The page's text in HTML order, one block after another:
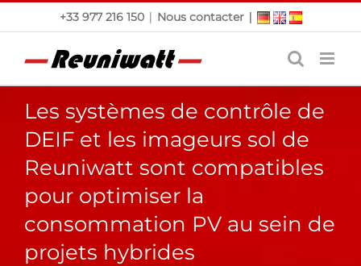
Passer
+33 977 216 150 | Nous contacter|
Les systèmes de contrôle de
DEIF et les imageurs sol de
Reuniwatt sont compatibles
pour optimiser la
consommation PV au sein de
projets hybrides